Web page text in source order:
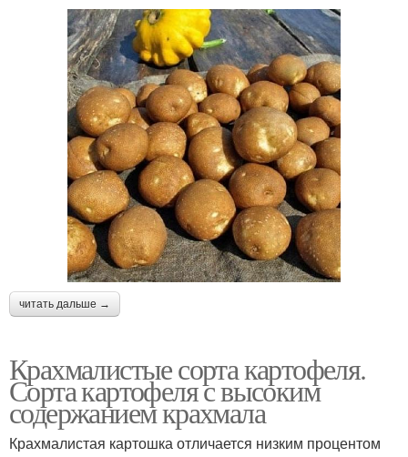
читать дальше →
Крахмалистые сорта картофеля.
Сорта картофеля с высоким
содержанием крахмала
Крахмалистая картошка отличается низким процентом